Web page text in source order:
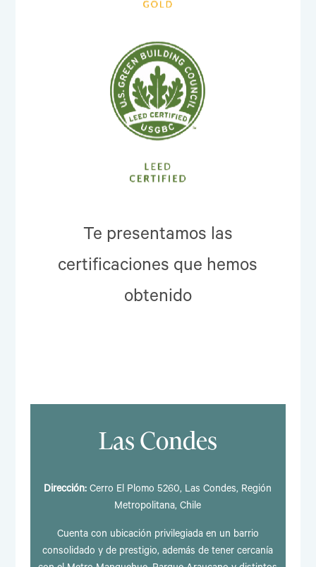
Te presentamos las
certificaciones que hemos
obtenido
Las Condes
Dirección: Cerro El Plomo 5260, Las Condes, Región
Metropolitana, Chile
Cuenta con ubicación privilegiada en un barrio
consolidado y de prestigio, además de tener cercanía